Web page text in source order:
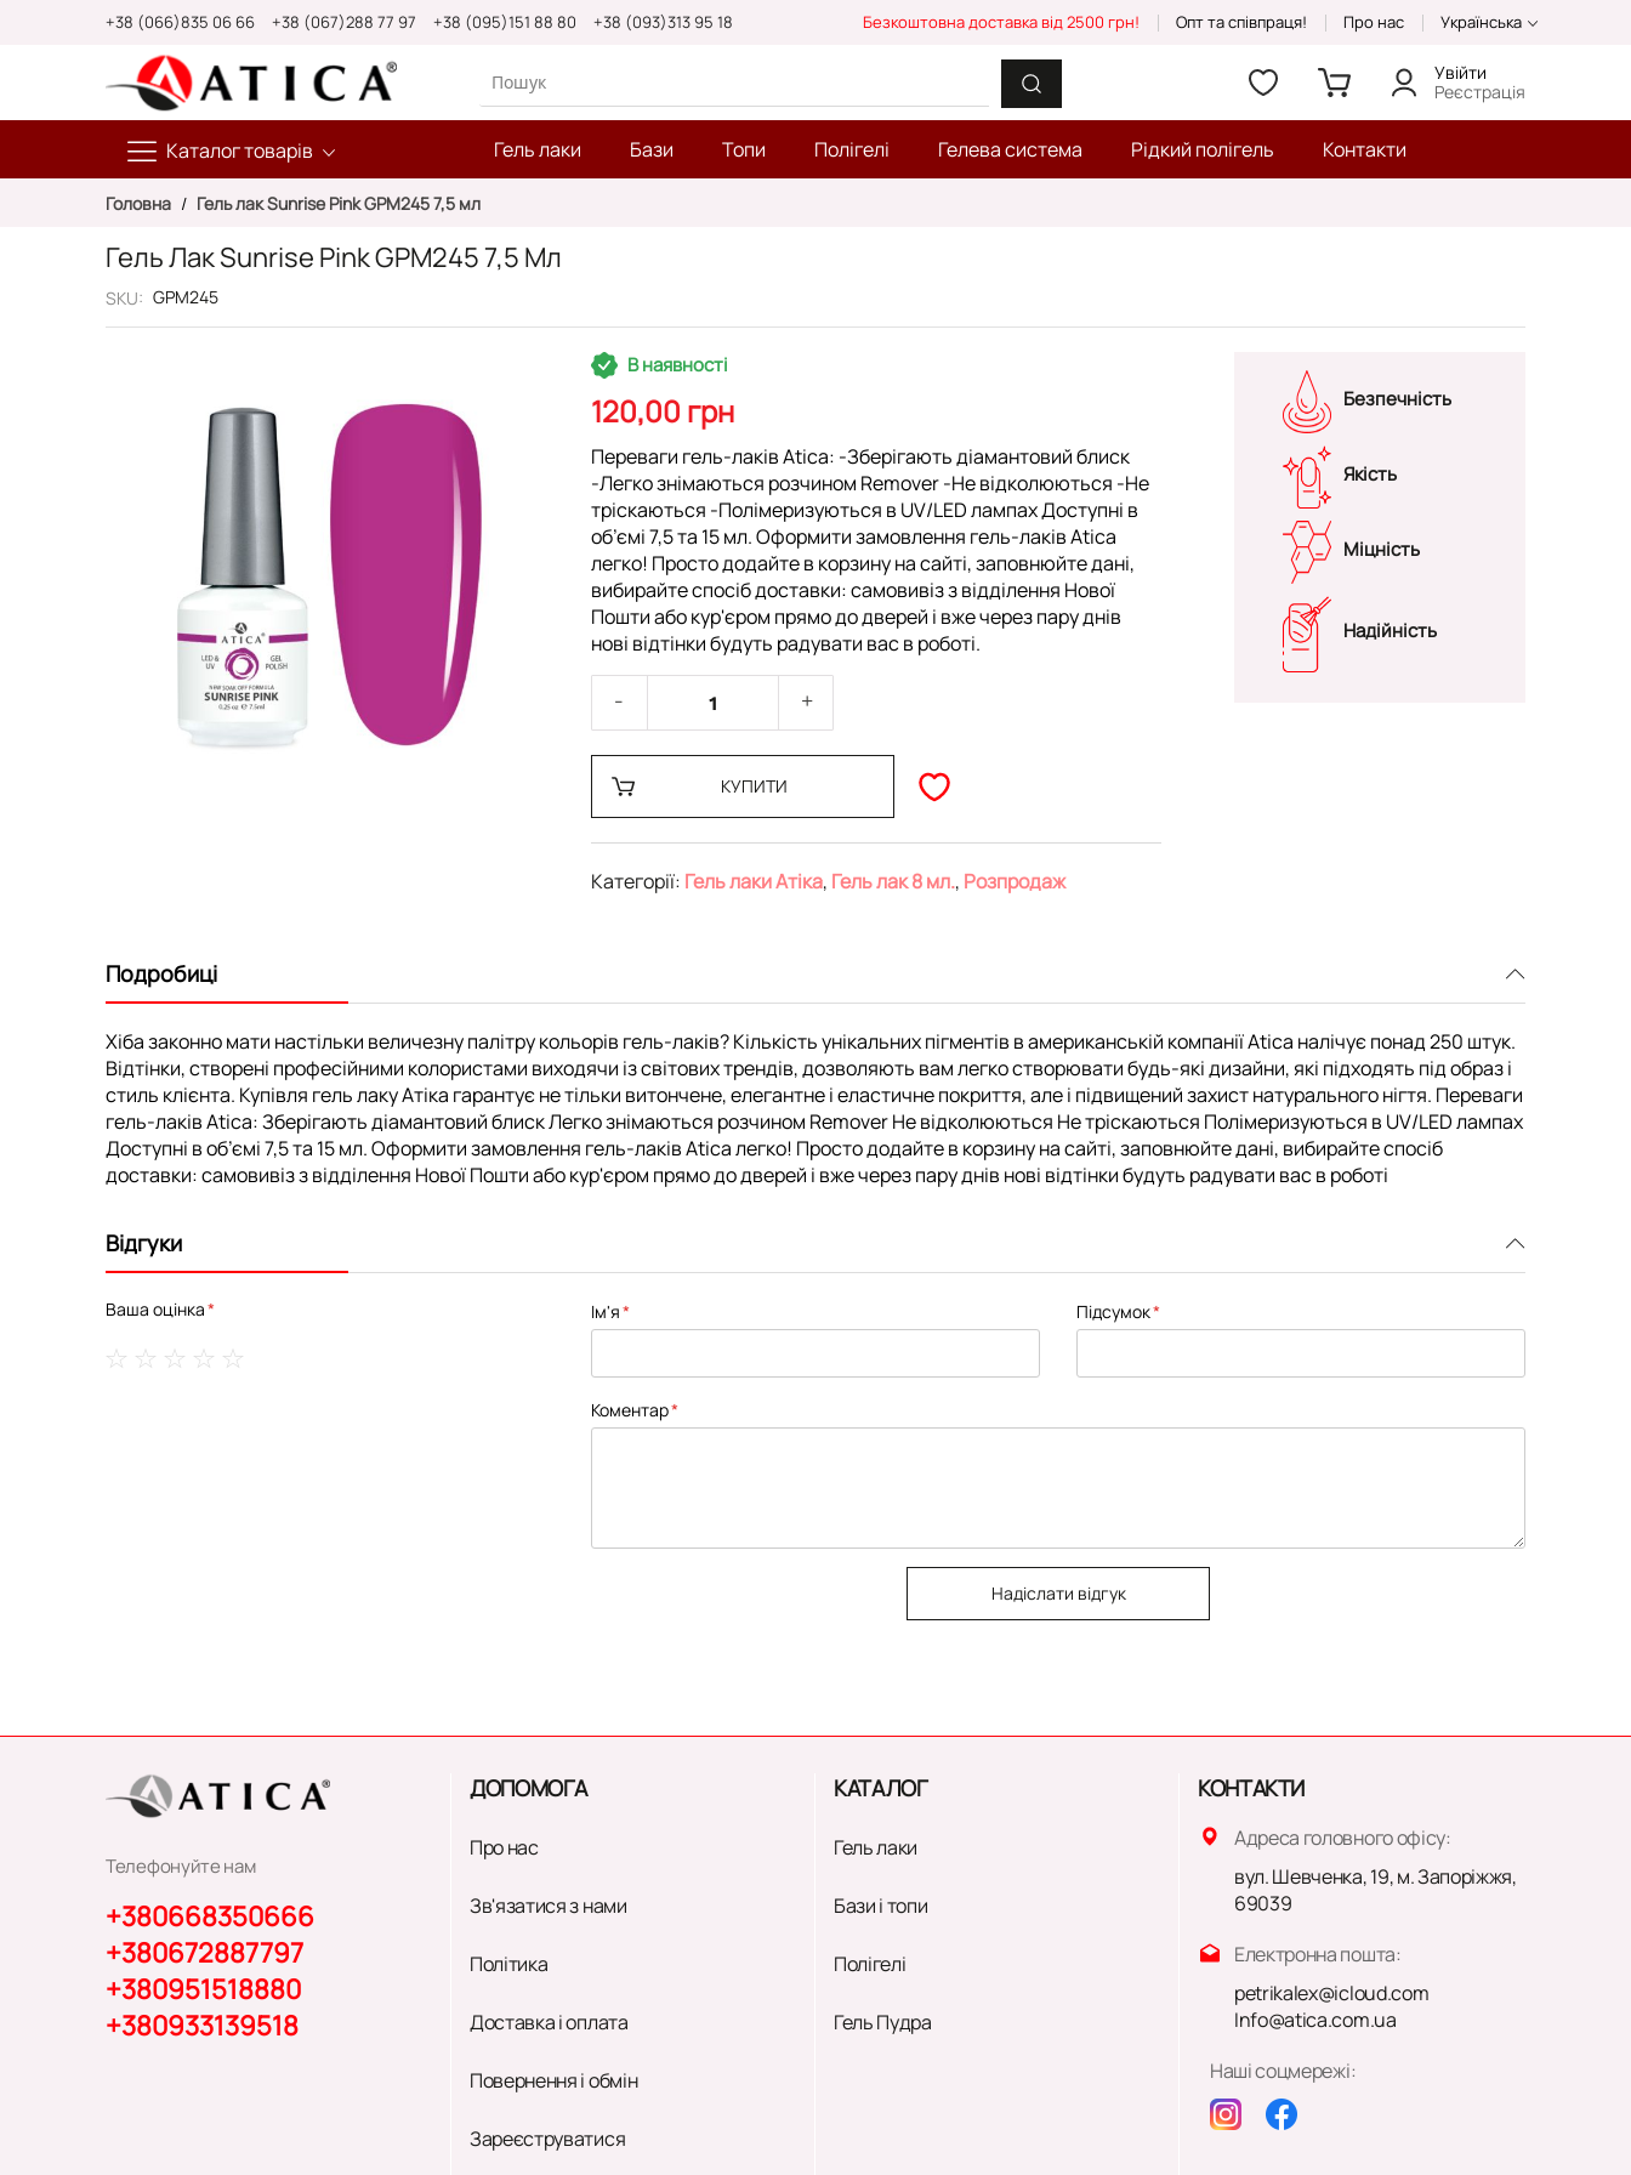
+38 (066)835 06 66 +38 (067)288 77 97 +38 (095)151 88 80 +38 (093)313 95 18 Безкоштовна доставка від 2500 грн! Опт та співпраця! Про нас Українська
Каталог товарів
Увійти
Реєстрація
Гель лаки Бази Топи Полігелі Гелева система Рідкий полігель Контакти
Головна Гель лак Sunrise Pink GPM245 7,5 мл
Гель Лак Sunrise Pink GPM245 7,5 Мл
SKU GPM245
В наявності
120,00 грн
Переваги гель-лаків Atica: -Зберігають діамантовий блиск
-Легко знімаються розчином Remover -Не відколюються -Не
тріскаються -Полімеризуються в UV/LED лампах Доступні в
об’ємі 7,5 та 15 мл. Оформити замовлення гель-лаків Atica
легко! Просто додайте в корзину на сайті, заповнюйте дані,
вибирайте спосіб доставки: самовивіз з відділення Нової
Пошти або кур'єром прямо до дверей і вже через пару днів
нові відтінки будуть радувати вас в роботі.
КУПИТИ
Категорії: Гель лаки Атіка, Гель лак 8 мл., Розпродаж
Безпечність
Якість
Міцність
Надійність
Подробиці
Хіба законно мати настільки величезну палітру кольорів гель-лаків? Кількість унікальних пігментів в американській компанії Atica налічує понад 250 штук.
Відтінки, створені професійними колористами виходячи із світових трендів, дозволяють вам легко створювати будь-які дизайни, які підходять під образ і
стиль клієнта. Купівля гель лаку Атіка гарантує не тільки витончене, елегантне і еластичне покриття, але і підвищений захист натурального нігтя. Переваги
гель-лаків Atica: Зберігають діамантовий блиск Легко знімаються розчином Remover Не відколюються Не тріскаються Полімеризуються в UV/LED лампах
Доступні в об’ємі 7,5 та 15 мл. Оформити замовлення гель-лаків Atica легко! Просто додайте в корзину на сайті, заповнюйте дані, вибирайте спосіб
доставки: самовивіз з відділення Нової Пошти або кур'єром прямо до дверей і вже через пару днів нові відтінки будуть радувати вас в роботі
Відгуки
Ваша оцінка Ім'я Підсумок
Коментар
Надіслати відгук
Телефонуйте нам
+380668350666
+380672887797
+380951518880
+380933139518
ДОПОМОГА
Про нас
Зв'язатися з нами
Політика
Доставка і оплата
Повернення і обмін
Зареєструватися
КАТАЛОГ
Гель лаки
Бази і топи
Полігелі
Гель Пудра
КОНТАКТИ
Адреса головного офісу:
вул. Шевченка, 19, м. Запоріжжя,
69039
Електронна пошта:
petrikalex@icloud.com
Info@atica.com.ua
Наші соцмережі: